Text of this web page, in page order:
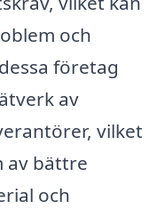
och
företag
av
vilket
av bättre
och